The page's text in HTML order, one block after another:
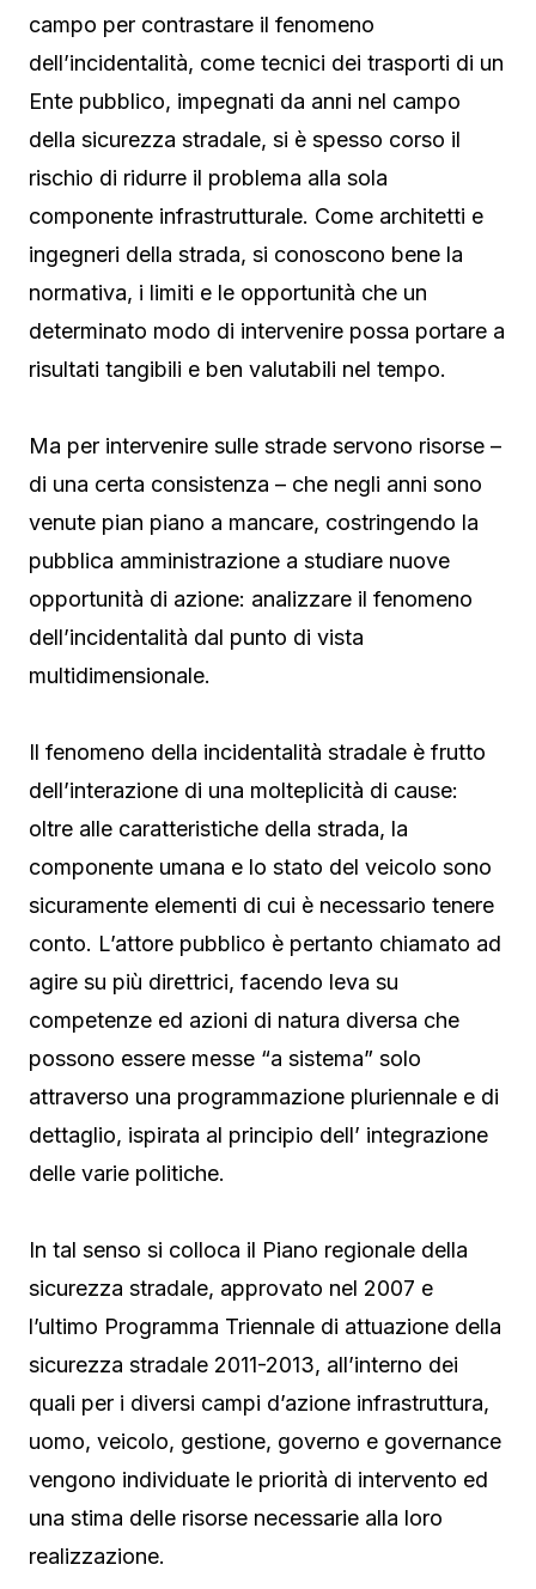
campo per contrastare il fenomeno
dell’incidentalità, come tecnici dei trasporti di un
Ente pubblico, impegnati da anni nel campo
della sicurezza stradale, si è spesso corso il
rischio di ridurre il problema alla sola
componente infrastrutturale. Come architetti e
ingegneri della strada, si conoscono bene la
normativa, i limiti e le opportunità che un
determinato modo di intervenire possa portare a
risultati tangibili e ben valutabili nel tempo.
Ma per intervenire sulle strade servono risorse –
di una certa consistenza – che negli anni sono
venute pian piano a mancare, costringendo la
pubblica amministrazione a studiare nuove
opportunità di azione: analizzare il fenomeno
dell’incidentalità dal punto di vista
multidimensionale.
Il fenomeno della incidentalità stradale è frutto
dell’interazione di una molteplicità di cause:
oltre alle caratteristiche della strada, la
componente umana e lo stato del veicolo sono
sicuramente elementi di cui è necessario tenere
conto. L’attore pubblico è pertanto chiamato ad
agire su più direttrici, facendo leva su
competenze ed azioni di natura diversa che
possono essere messe “a sistema” solo
attraverso una programmazione pluriennale e di
dettaglio, ispirata al principio dell’ integrazione
delle varie politiche.
In tal senso si colloca il Piano regionale della
sicurezza stradale, approvato nel 2007 e
l’ultimo Programma Triennale di attuazione della
sicurezza stradale 2011-2013, all’interno dei
quali per i diversi campi d’azione infrastruttura,
uomo, veicolo, gestione, governo e governance
vengono individuate le priorità di intervento ed
una stima delle risorse necessarie alla loro
realizzazione.